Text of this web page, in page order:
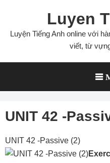
content
Luyen
Luyện Tiếng Anh online với
viết, từ
UNIT 42 -
UNIT 42 -Passive (2)